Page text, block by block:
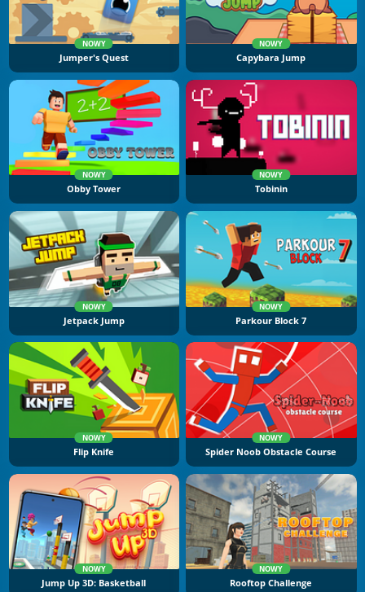
NOWY
Jumper's Quest
NOWY
Capybara Jump
NOWY
Obby Tower
NOWY
Tobinin
NOWY
Jetpack Jump
NOWY
Parkour Block 7
NOWY
Flip Knife
NOWY
Spider Noob Obstacle Course
NOWY
Jump Up 3D: Basketball
NOWY
Rooftop Challenge